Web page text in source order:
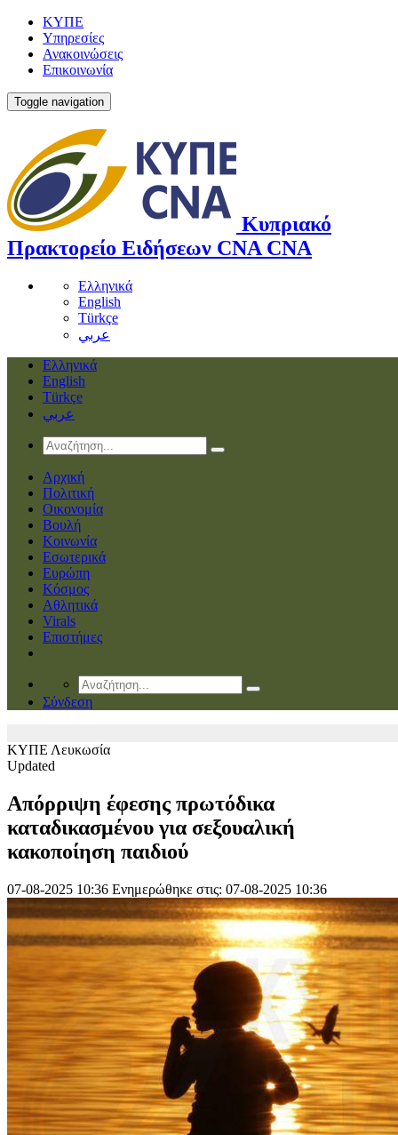
ΚΥΠΕ
Υπηρεσίες
Ανακοινώσεις
Επικοινωνία
Toggle navigation
Κυπριακό
Πρακτορείο Ειδήσεων CNA CNA
Ελληνικά
English
Türkçe
عربي
Ελληνικά
English
Türkçe
عربي
Αρχική
Πολιτική
Οικονομία
Βουλή
Κοινωνία
Εσωτερικά
Ευρώπη
Κόσμος
Αθλητικά
Virals
Επιστήμες
Σύνδεση
ΚΥΠΕ Λευκωσία
Updated
Απόρριψη έφεσης πρωτόδικα
καταδικασμένου για σεξουαλική
κακοποίηση παιδιού
07-08-2025 10:36 Ενημερώθηκε στις: 07-08-2025 10:36